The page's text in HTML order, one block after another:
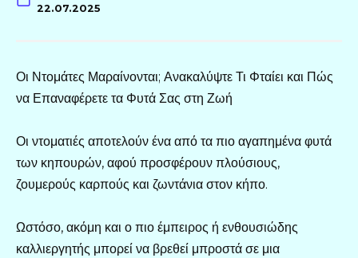
22.07.2025
Οι Ντομάτες Μαραίνονται; Ανακαλύψτε Τι Φταίει και Πώς
να Επαναφέρετε τα Φυτά Σας στη Ζωή
Οι ντοματιές αποτελούν ένα από τα πιο αγαπημένα φυτά
των κηπουρών, αφού προσφέρουν πλούσιους,
ζουμερούς καρπούς και ζωντάνια στον κήπο.
Ωστόσο, ακόμη και ο πιο έμπειρος ή ενθουσιώδης
καλλιεργητής μπορεί να βρεθεί μπροστά σε μια